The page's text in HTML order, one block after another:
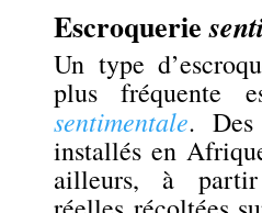
Escroquerie
Un type
plus fréquente
sentimentale. Des
installés en
ailleurs, à partir